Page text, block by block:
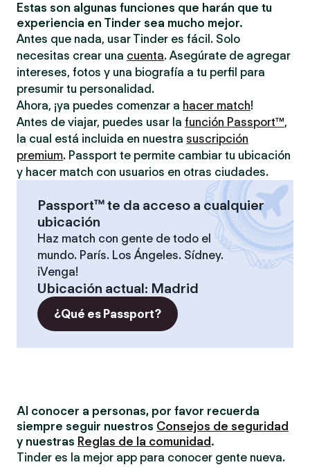
Estas son algunas funciones que harán que tu
experiencia en Tinder sea mucho mejor.
Antes que nada, usar Tinder es fácil. Solo
necesitas crear una cuenta. Asegúrate de agregar
intereses, fotos y una biografía a tu perfil para
presumir tu personalidad.
Ahora, ¡ya puedes comenzar a hacer match!
Antes de viajar, puedes usar la función Passport™,
la cual está incluida en nuestra suscripción
premium. Passport te permite cambiar tu ubicación
y hacer match con usuarios en otras ciudades.
Passport™ te da acceso a cualquier
ubicación
Haz match con gente de todo el
mundo. París. Los Ángeles. Sídney.
¡Venga!
Ubicación actual: Madrid
¿Qué es Passport?
Al conocer a personas, por favor recuerda
siempre seguir nuestros Consejos de seguridad
y nuestras Reglas de la comunidad .
Tinder es la mejor app para conocer gente nueva.